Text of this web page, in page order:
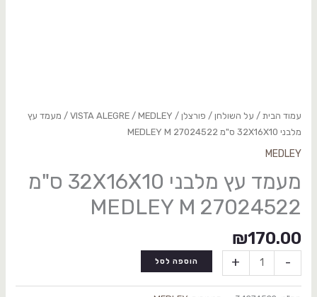
עמוד הבית/ על השולחן / פורצלן /
VISTA ALEGRE /MEDLEY
/ מעמד עץ
מלבני 32X16X10 ס"מ 27024522 MEDLEY M
MEDLEY
מעמד עץ מלבני 32X16X10 ס"מ
27024522 MEDLEY M
₪170.00
-
+ הוספה לסל